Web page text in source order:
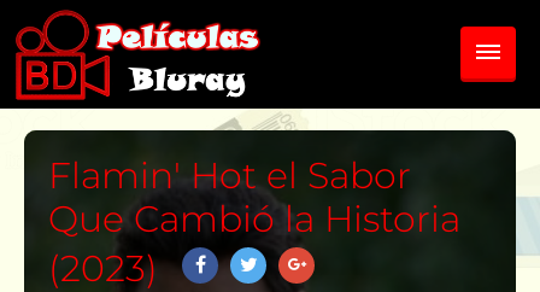
Flamin' Hot el Sabor
Que Cambió la Historia
(2023)